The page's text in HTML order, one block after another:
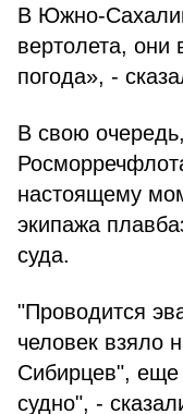
В Южно-
вертолета, они
погода», -
В свою
настоящему
экипажа
суда.
"Проводится
человек взяло
Сибирцев", еще
судно", -